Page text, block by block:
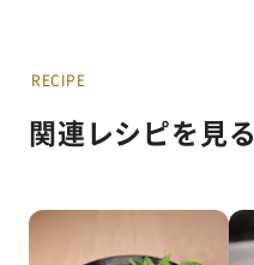
RECIPE
関連レシピを見る